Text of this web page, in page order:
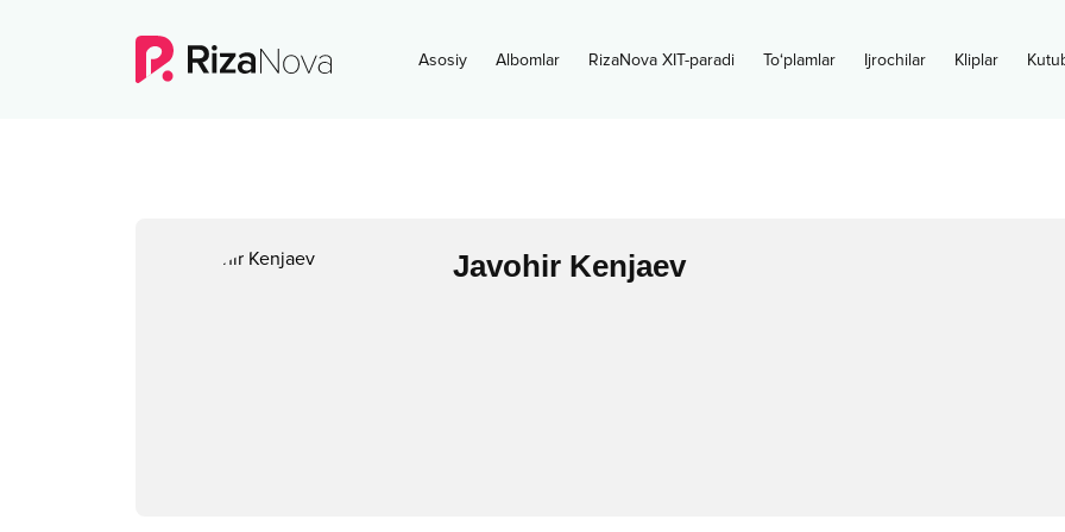
Asosiy Albomlar RizaNova XIT-paradi To‘plamlar Ijrochilar Kliplar
Javohir Kenjaev